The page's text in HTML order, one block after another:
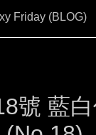
Friday (BLOG)
號 藍